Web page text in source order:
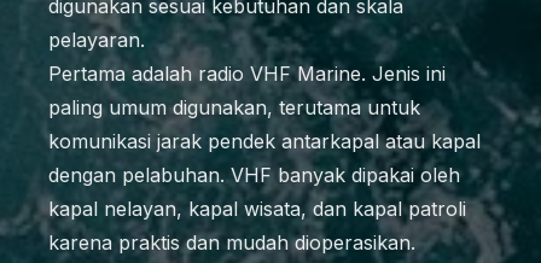
digunakan sesuai kebutuhan dan skala
pelayaran.
Pertama adalah radio VHF Marine. Jenis ini
paling umum digunakan, terutama untuk
komunikasi jarak pendek antarkapal atau kapal
dengan pelabuhan. VHF banyak dipakai oleh
kapal nelayan, kapal wisata, dan kapal patroli
karena praktis dan mudah dioperasikan.